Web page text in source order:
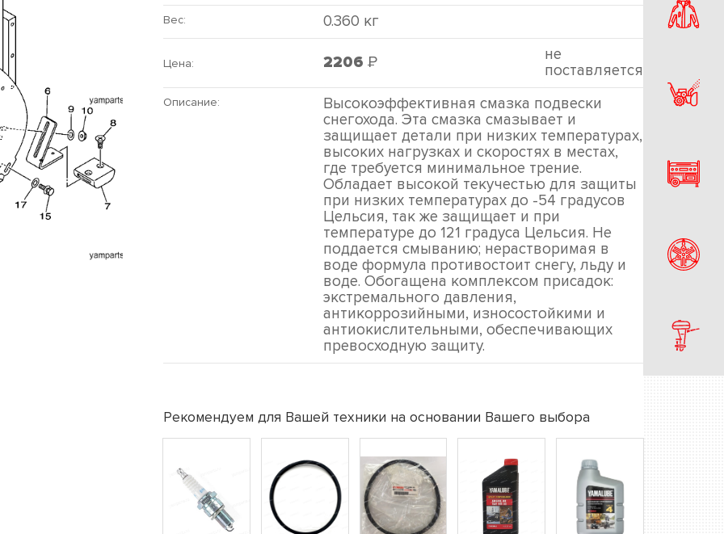
Вес: 0.360 кг
Цена: 2206 Р
не
поставляется
Описание:
Высокоэффективная смазка подвески
снегохода. Эта смазка смазывает и
защищает детали при низких температурах,
высоких нагрузках и скоростях в местах,
где требуется минимальное трение.
Обладает высокой текучестью для защиты
при низких температурах до -54 градусов
Цельсия, так же защищает и при
температуре до 121 градуса Цельсия. Не
поддается смыванию; нерастворимая в
воде формула противостоит снегу, льду и
воде. Обогащена комплексом присадок:
экстремального давления,
антикоррозийными, износостойкими и
антиокислительными, обеспечивающих
превосходную защиту.
Рекомендуем для Вашей техники на основании Вашего выбора